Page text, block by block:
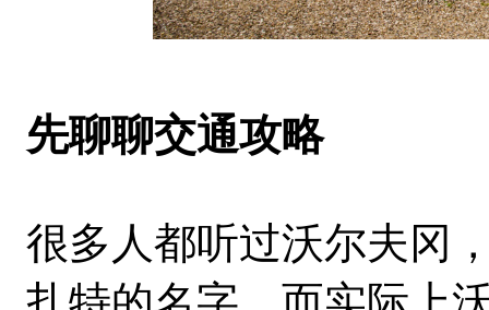
先聊聊交通攻略
很多人都听过沃尔夫冈